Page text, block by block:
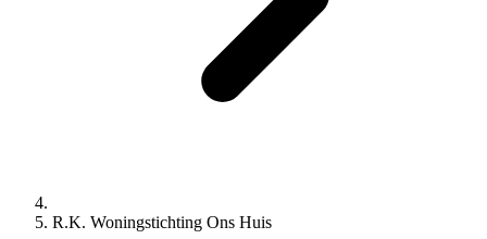
R.K. Woningstichting Ons Huis